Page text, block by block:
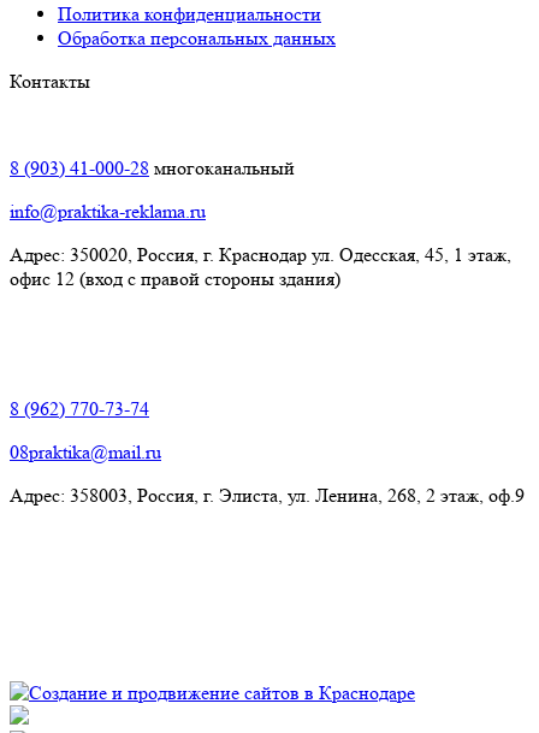
Политика конфиденциальности
Обработка персональных данных
Контакты
8 (903) 41-000-28 многоканальный
info@praktika-reklama.ru
Адрес: 350020, Россия, г. Краснодар ул. Одесская, 45, 1 этаж,
офис 12 (вход с правой стороны здания)
8 (962) 770-73-74
08praktika@mail.ru
Адрес:​ 358003, Россия, г. Элиста, ул. Ленина, 268, 2 этаж, оф.9